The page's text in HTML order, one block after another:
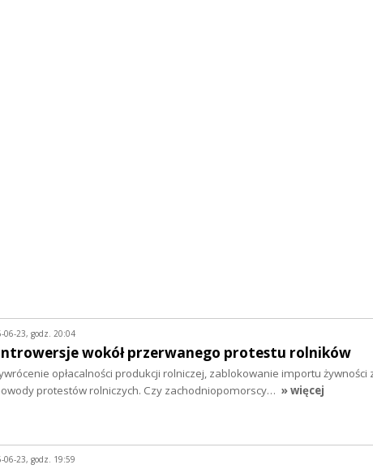
06-23, godz. 20:04
wokół przerwanego protestu rolników
opłacalności produkcji rolniczej, zablokowanie importu żywności
protestów rolniczych. Czy zachodniopomorscy… » więcej
06-23, godz. 19:59